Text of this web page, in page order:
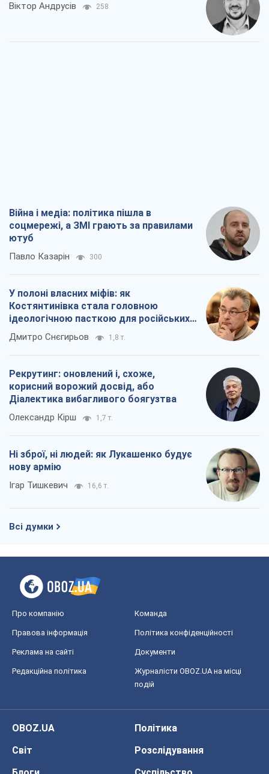
Віктор Андрусів 258
Війна і медіа: політика пішла в
соцмережі, а ЗМІ грають за правилами
ютуб
Павло Казарін 300
У полоні власних міфів: як
Костянтинівка стала головною
ідеологічною пасткою для російських
окупантів
Дмитро Снєгирьов 1,8 т.
Рекрутинг: оновлений і, схоже,
корисний ворожий досвід, або
Діалектика вибагливого боягузтва
Олександр Кірш 1,7 т.
Ні зброї, ні людей: як Лукашенко будує
нову армію
Ігар Тишкевич 16,6 т.
Всі думки
Про компанію Команда
Правова інформація Політика конфіденційності
Реклама на сайті Документи
Редакційна політика
Журналісти OBOZ.UA на місці
подій
OBOZ.UA
Політика
Світ
Розслідування